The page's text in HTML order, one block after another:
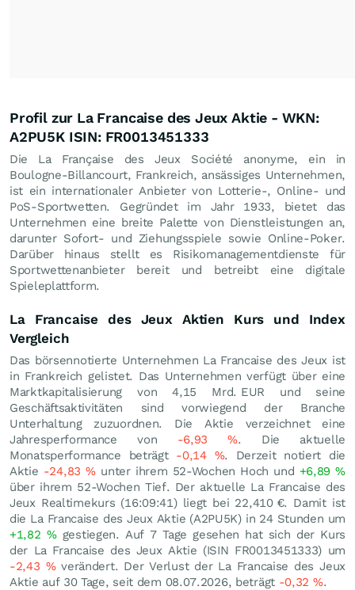
Profil zur La Francaise des Jeux Aktie - WKN:
A2PU5K ISIN: FR0013451333
Die La Française des Jeux Société anonyme, ein in
Boulogne-Billancourt, Frankreich, ansässiges Unternehmen,
ist ein internationaler Anbieter von Lotterie-, Online- und
PoS-Sportwetten. Gegründet im Jahr 1933, bietet das
Unternehmen eine breite Palette von Dienstleistungen an,
darunter Sofort- und Ziehungsspiele sowie Online-Poker.
Darüber hinaus stellt es Risikomanagementdienste für
Sportwettenanbieter bereit und betreibt eine digitale
Spieleplattform.
La Francaise des Jeux Aktien Kurs und Index
Vergleich
Das börsennotierte Unternehmen La Francaise des Jeux ist
in Frankreich gelistet. Das Unternehmen verfügt über eine
Marktkapitalisierung von 4,15 Mrd. EUR und seine
Geschäftsaktivitäten sind vorwiegend der Branche
Unterhaltung zuzuordnen. Die Aktie verzeichnet eine
Jahresperformance von -6,93%. Die aktuelle
Monatsperformance beträgt -0,14 %. Derzeit notiert die
Aktie -24,83%unter ihrem 52-Wochen Hoch und +6,89%
über ihrem 52-Wochen Tief. Der aktuelle La Francaise des
Jeux Realtimekurs (16:09:41) liegt bei 22,410 €. Damit ist
die La Francaise des Jeux Aktie (A2PU5K) in 24 Stunden um
+1,82 %gestiegen. Auf 7 Tage gesehen hat sich der Kurs
der La Francaise des Jeux Aktie (ISIN FR0013451333) um
-2,43 %verändert. Der Verlust der La Francaise des Jeux
Aktie auf 30 Tage, seit dem 08.07.2026, beträgt -0,32 %.